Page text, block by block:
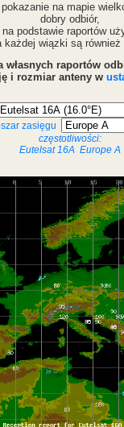
na mapie
dobry odbiór,
podstawie raportów
każdej wiązki są
własnych raportów
i rozmiar anteny w
zasięgu
częstotliwości:
Eutelsat 16A Europe A